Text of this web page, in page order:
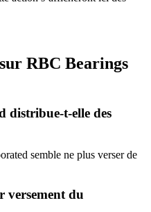
RBC Bearings
distribue-t-elle des
semble ne plus verser de
versement du